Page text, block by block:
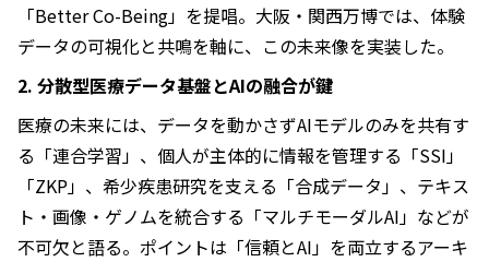
「Better Co-Being」を提唱。大阪・関西万博では、体験
データの可視化と共鳴を軸に、この未来像を実装した。
2. 分散型医療データ基盤とAIの融合が鍵
医療の未来には、データを動かさずAIモデルのみを共有す
る「連合学習」、個人が主体的に情報を管理する「SSI」
「ZKP」、希少疾患研究を支える「合成データ」、テキス
ト・画像・ゲノムを統合する「マルチモーダルAI」などが
不可欠と語る。ポイントは「信頼とAI」を両立するアーキ